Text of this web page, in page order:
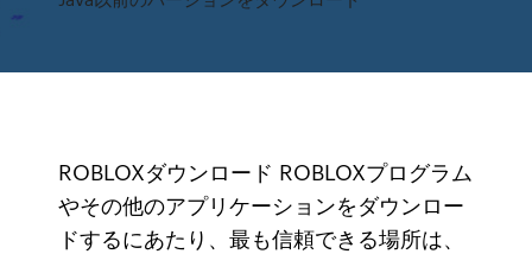
ROBLOXダウンロード ROBLOXプログラム
やその他のアプリケーションをダウンロー
ドするにあたり、最も信頼できる場所は、